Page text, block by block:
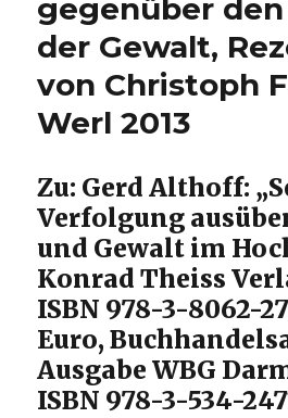
gegenüber
der Gewalt,
von Christoph
Werl 2013
Zu: Gerd Althoff:
Verfolgung
und Gewalt im
Konrad Theiss
ISBN 978-3-8062-
Euro,
Ausgabe WBG
ISBN 978-3-534-